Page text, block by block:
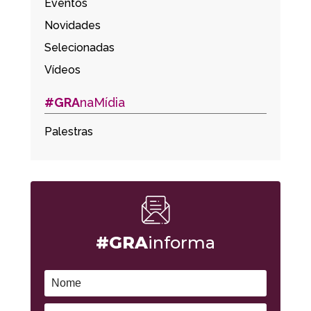
Eventos
Novidades
Selecionadas
Vídeos
#GRAnaMídia
Palestras
#GRAinforma